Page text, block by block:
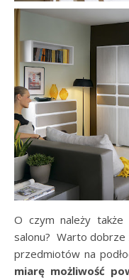
O czym należy także
salonu? Warto dobrze
przedmiotów na
miarę możliwość